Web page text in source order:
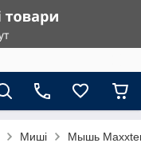
Миші Мышь